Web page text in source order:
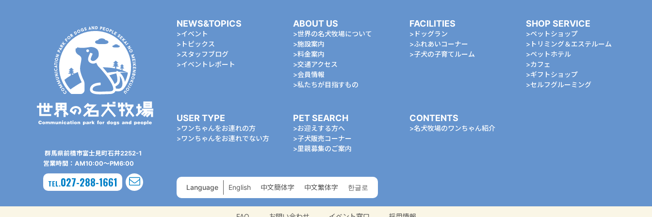
群⾺県前橋市富⼠⾒町⽯井2252-1
営業時間：AM10:00〜PM6:00
TEL.027-288-1661
NEWS&TOPICS
イベント
トピックス
スタッフブログ
イベントレポート
ABOUT US
世界の名犬牧場について
施設案内
料金案内
交通アクセス
会員情報
私たちが⽬指すもの
FACILITIES
ドッグラン
ふれあいコーナー
⼦⽝の⼦育てルーム
SHOP SERVICE
ペットショップ
トリミング＆エステルーム
ペットホテル
カフェ
ギフトショップ
セルフグルーミング
USER TYPE
ワンちゃんをお連れの⽅
ワンちゃんをお連れでない⽅
PET SEARCH
お迎えする⽅へ
⼦⽝販売コーナー
⾥親募集のご案内
CONTENTS
名⽝牧場のワンちゃん紹介
Language English 中⽂簡体字 中⽂繁体字 한글로